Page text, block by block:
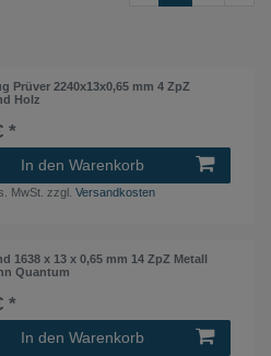
Prüver 2240x13x0,65 mm 4 ZpZ
Holz
*
In den Warenkorb
MwSt. zzgl.Versandkosten
1638 x 13 x 0,65 mm 14 ZpZ Metall
Quantum
*
In den Warenkorb